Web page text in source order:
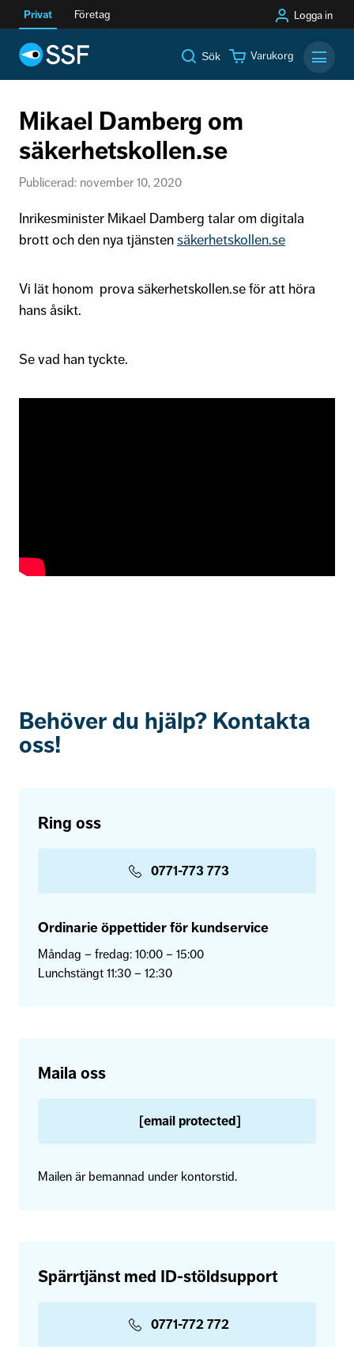
Privat Företag Logga in
Sök Varukorg
Mikael Damberg om
säkerhetskollen.se
Publicerad: november 10, 2020
Inrikesminister Mikael Damberg talar om digitala
brott och den nya tjänstensäkerhetskollen.se
Vi lät honom prova säkerhetskollen.se för att höra
hans åsikt.
Se vad han tyckte.
Behöver du hjälp? Kontakta
oss!
Ring oss
0771-773 773
Ordinarie öppettider för kundservice
Måndag – fredag: 10:00 – 15:00
Lunchstängt 11:30 – 12:30
Maila oss
[email protected]
Mailen är bemannad under kontorstid.
Spärrtjänst med ID-stöldsupport
0771-772 772